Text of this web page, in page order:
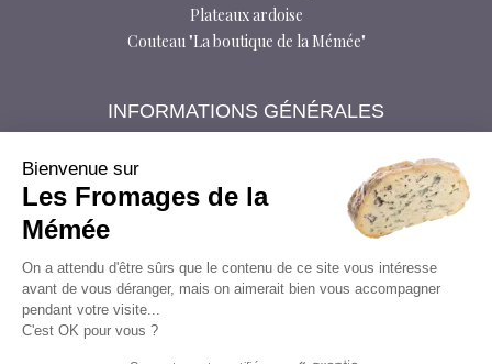
Plateaux ardoise
Couteau "La boutique de la Mémée"
INFORMATIONS GÉNÉRALES
Conditions générales de vente
Médiateur à la consommation
Mentions légales
Bienvenue sur
Les Fromages de la
Mémée
On a attendu d'être sûrs que le contenu de ce site vous intéresse
avant de vous déranger, mais on aimerait bien vous accompagner
pendant votre visite...
C'est OK pour vous ?